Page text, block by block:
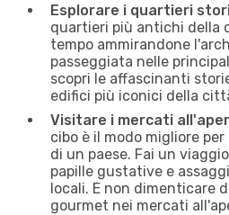
Esplorare i quartieri
quartieri più antichi della
tempo ammirandone
passeggiata nelle
scopri le affascinanti
edifici più iconici della
Visitare i mercati
cibo è il modo migliore
di un paese. Fai un
papille gustative e
locali. E non dimenticare
gourmet nei mercati